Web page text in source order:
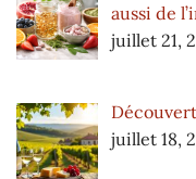
aussi de
juillet 21,
juillet 18,